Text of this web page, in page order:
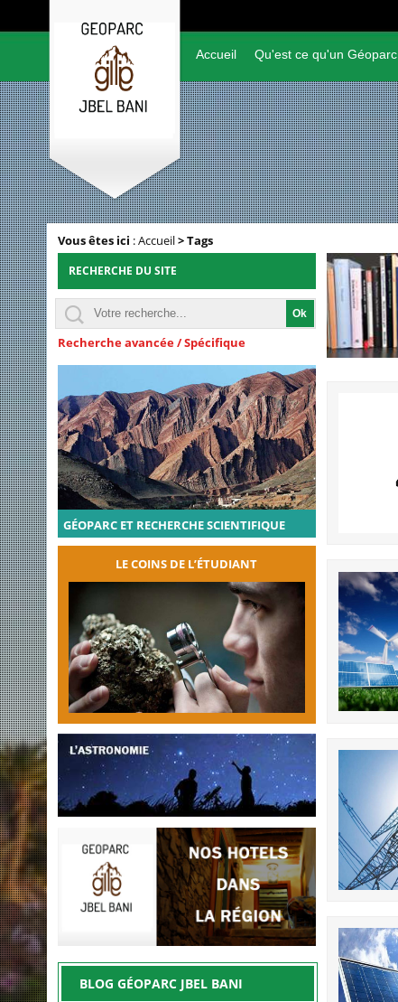
Accueil Qu'est ce qu'un Géoparc
Vous êtes ici :Accueil>Tags
RECHERCHE DU SITE
Recherche avancée / Spécifique
GÉOPARC ET RECHERCHE SCIENTIFIQUE
LE COINS DE L’ÉTUDIANT
BLOG GÉOPARC JBEL BANI